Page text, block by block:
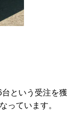
という受注を獲
っています。